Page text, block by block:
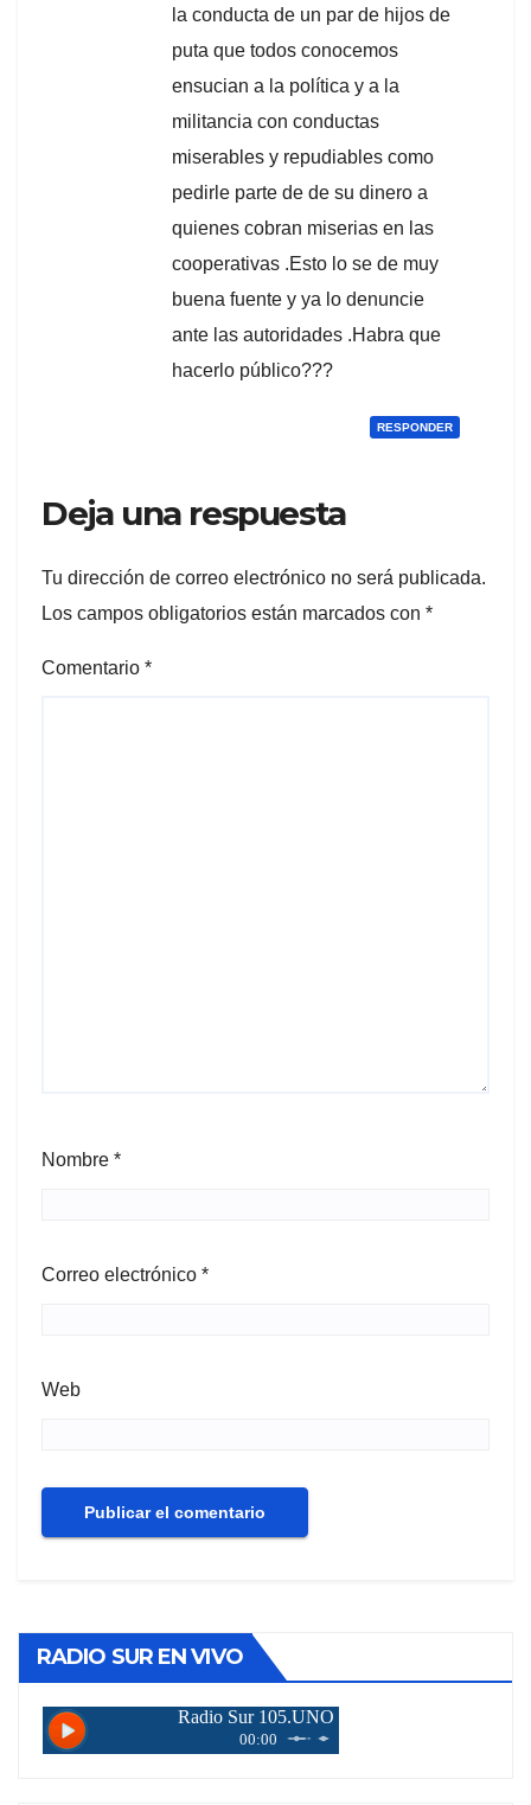
la conducta de un par de hijos de
puta que todos conocemos
ensucian a la política y a la
militancia con conductas
miserables y repudiables como
pedirle parte de de su dinero a
quienes cobran miserias en las
cooperativas .Esto lo se de muy
buena fuente y ya lo denuncie
ante las autoridades .Habra que
hacerlo público???
RESPONDER
Deja una respuesta
Tu dirección de correo electrónico no será publicada.
Los campos obligatorios están marcados con *
Comentario *
Nombre *
Correo electrónico *
Web
RADIO SUR EN VIVO